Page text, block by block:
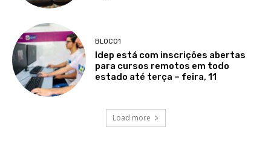
BLOCO1
Idep está com inscrições abertas
para cursos remotos em todo
estado até terça – feira, 11
Load more